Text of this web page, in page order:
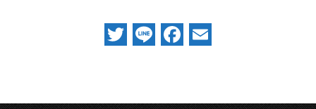
Twitter
LineFacebook